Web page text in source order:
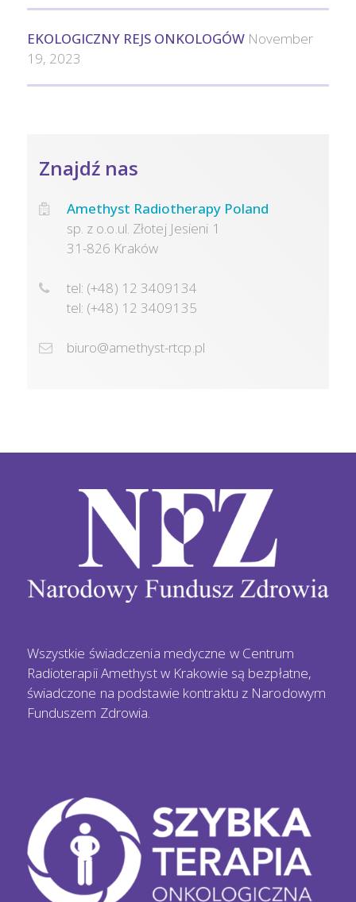
EKOLOGICZNY REJS ONKOLOGÓW November
19, 2023
Znajdź nas
Amethyst Radiotherapy Poland
sp. z o.o.ul. Złotej Jesieni 1
31-826 Kraków
tel: (+48) 12 3409134
tel: (+48) 12 3409135
biuro@amethyst-rtcp.pl
Wszystkie świadczenia medyczne w Centrum
Radioterapii Amethyst w Krakowie są bezpłatne,
świadczone na podstawie kontraktu z Narodowym
Funduszem Zdrowia.